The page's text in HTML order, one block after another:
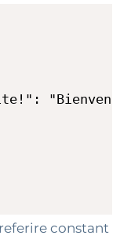
constant